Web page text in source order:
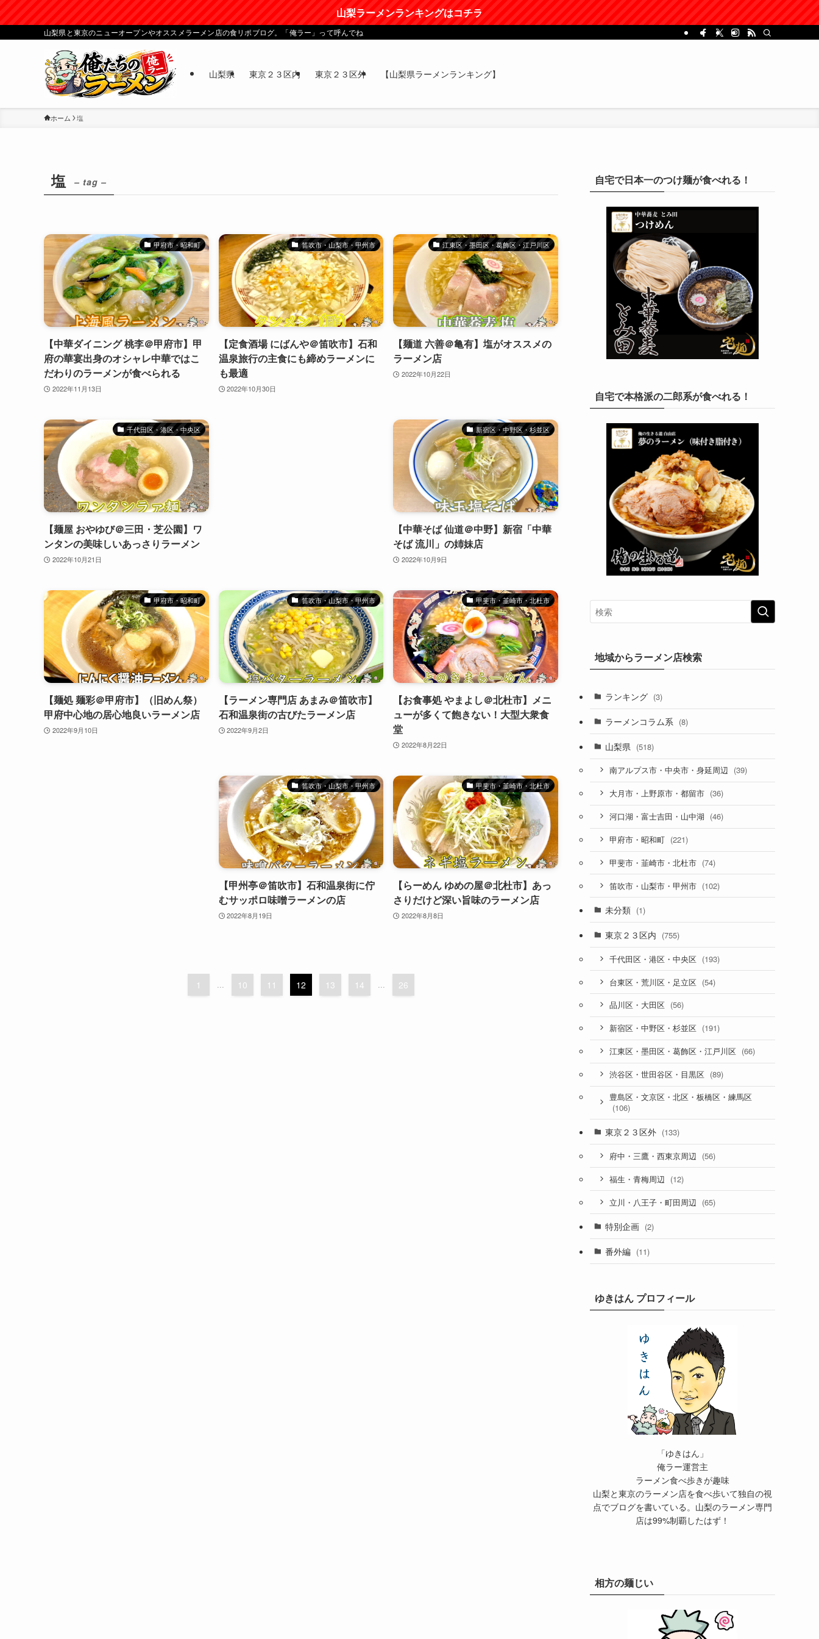
山梨ラーメンランキングはコチラ
山梨県と東京のニューオープンやオススメラーメン店の食リポブログ。「俺ラー」って呼んでね
山梨県 東京２３区内 東京２３区外 【山梨県ラーメンランキング】
ホーム 塩
塩 – tag –
甲府市・昭和町
【中華ダイニング 桃李＠甲府市】甲
府の華宴出身のオシャレ中華ではこ
だわりのラーメンが食べられる
2022年11月13日
笛吹市・山梨市・甲州市
【定食酒場 にばんや＠笛吹市】石和
温泉旅行の主食にも締めラーメンに
も最適
2022年10月30日
江東区・墨田区・葛飾区・江戸川区
【麺道 六善＠亀有】塩がオススメの
ラーメン店
2022年10月22日
千代田区・港区・中央区
【麺屋 おやゆび＠三田・芝公園】ワ
ンタンの美味しいあっさりラーメン
2022年10月21日
新宿区・中野区・杉並区
【中華そば 仙道＠中野】新宿「中華
そば 流川」の姉妹店
2022年10月9日
甲府市・昭和町
【麺処 麺彩＠甲府市】（旧めん祭）
甲府中心地の居心地良いラーメン店
2022年9月10日
笛吹市・山梨市・甲州市
【ラーメン専門店 あまみ＠笛吹市】
石和温泉街の古びたラーメン店
2022年9月2日
甲斐市・韮崎市・北杜市
【お食事処 やまよし＠北杜市】メニ
ューが多くて飽きない！大型大衆食
堂
2022年8月22日
笛吹市・山梨市・甲州市
【甲州亭＠笛吹市】石和温泉街に佇
むサッポロ味噌ラーメンの店
2022年8月19日
甲斐市・韮崎市・北杜市
【らーめん ゆめの屋＠北杜市】あっ
さりだけど深い旨味のラーメン店
2022年8月8日
1 ... 10 11 12 13 14 ... 26
自宅で日本一のつけ麺が食べれる！
自宅で本格派の二郎系が食べれる！
地域からラーメン店検索
ランキング (3)
ラーメンコラム系 (8)
山梨県 (518)
南アルプス市・中央市・身延周辺 (39)
大月市・上野原市・都留市 (36)
河口湖・富士吉田・山中湖 (46)
甲府市・昭和町 (221)
甲斐市・韮崎市・北杜市 (74)
笛吹市・山梨市・甲州市 (102)
未分類 (1)
東京２３区内 (755)
千代田区・港区・中央区 (193)
台東区・荒川区・足立区 (54)
品川区・大田区 (56)
新宿区・中野区・杉並区 (191)
江東区・墨田区・葛飾区・江戸川区 (66)
渋谷区・世田谷区・目黒区 (89)
豊島区・文京区・北区・板橋区・練馬区
(106)
東京２３区外 (133)
府中・三鷹・西東京周辺 (56)
福生・青梅周辺 (12)
立川・八王子・町田周辺 (65)
特別企画 (2)
番外編 (11)
ゆきはん プロフィール
「ゆきはん」
俺ラー運営主
ラーメン食べ歩きが趣味
山梨と東京のラーメン店を食べ歩いて独自の視
点でブログを書いている。山梨のラーメン専門
店は99%制覇したはず！
相方の麺じい